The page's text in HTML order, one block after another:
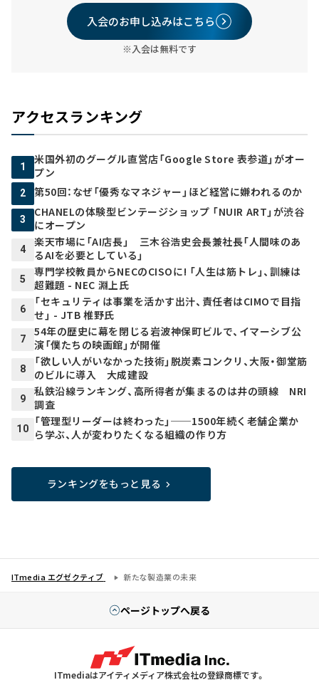
入会のお申し込みはこちら
※入会は無料です
アクセスランキング
1
米国外初のグーグル直営店「Google Store 表参道」がオー
プン
2 第50回：なぜ「優秀なマネジャー」ほど経営に嫌われるのか
3
CHANELの体験型ビンテージショップ 「NUIR ART」が渋谷
にオープン
4
楽天市場に「AI店長」 三木谷浩史会長兼社長「人間味のあ
るAIを必要としている」
5
専門学校教員からNECのCISOに! 「人生は筋トレ」、訓練は
超難題 - NEC 淵上氏
6
「セキュリティは事業を活かす出汁、責任者はCIMOで目指
せ」 - JTB 椎野氏
7
54年の歴史に幕を閉じる岩波神保町ビルで、イマーシブ公
演「僕たちの映画館」が開催
8
「欲しい人がいなかった技術」脱炭素コンクリ、大阪・御堂筋
のビルに導入 大成建設
9
私鉄沿線ランキング、高所得者が集まるのは井の頭線 NRI
調査
10
「管理型リーダーは終わった」──1500年続く老舗企業か
ら学ぶ、人が変わりたくなる組織の作り方
ランキングをもっと見る
ITmedia エグゼクティブ 新たな製造業の未来
ページトップへ戻る
ITmediaはアイティメディア株式会社の登録商標です。